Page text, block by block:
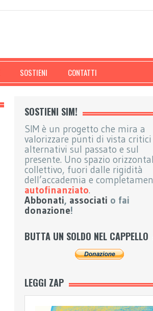
SOSTIENI CONTATTI
SOSTIENI SIM!
SIM è un progetto che mira a
valorizzare punti di vista critici
alternativi sul passato e sul
presente. Uno spazio
collettivo, fuori dalle rigidità
dell’accademia e
autofinanziato.
Abbonati, associati o fai
donazione!
BUTTA UN SOLDO NEL CAPPELLO
LEGGI ZAP